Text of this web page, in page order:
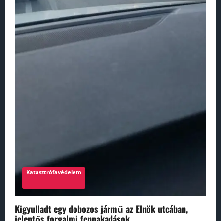
Katasztrófavédelem
Kigyulladt egy dobozos jármű az Elnök utcában,